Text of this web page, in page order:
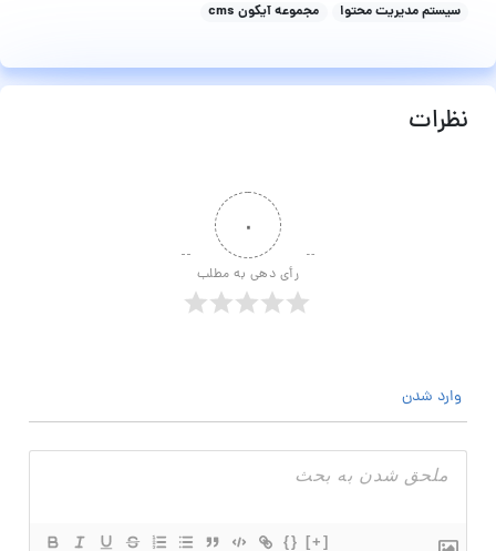
سیستم مدیریت محتوا
مجموعه آیکون cms
نظرات
۰
رأی دهی به مطلب
وارد شدن
{} [+]